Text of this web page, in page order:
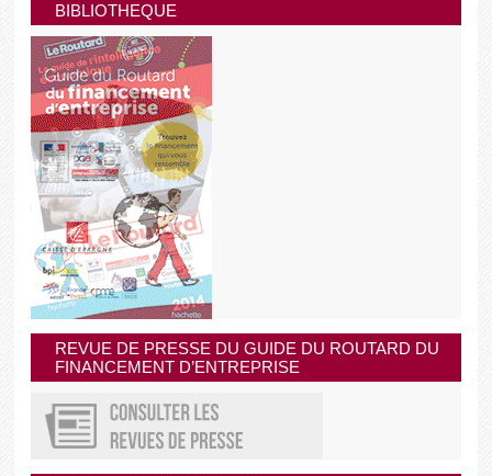
BIBLIOTHEQUE
REVUE DE PRESSE DU GUIDE DU ROUTARD DU
FINANCEMENT D’ENTREPRISE